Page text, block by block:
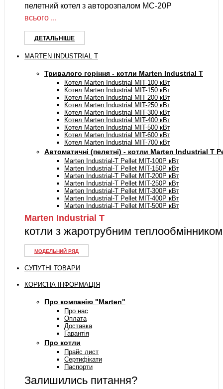
пелетний котел з авторозпалом MC-20P
всього ...
ДЕТАЛЬНІШЕ
MARTEN INDUSTRIAL T
Тривалого горіння - котли Marten Industrial Т
Котел Marten Industrial МIT-100 кВт
Котел Marten Industrial МIT-150 кВт
Котел Marten Industrial МIT-200 кВт
Котел Marten Industrial МIT-250 кВт
Котел Marten Industrial МIT-300 кВт
Котел Marten Industrial МIT-400 кВт
Котел Marten Industrial МIT-500 кВт
Котел Marten Industrial МIT-600 кВт
Котел Marten Industrial МIT-700 кВт
Автоматичні (пелетні) - котли Marten Industrial T
Marten Industrial-T Pellet MIT-100P кВт
Marten Industrial-T Pellet MIT-150P кВт
Marten Industrial-T Pellet MIT-200P кВт
Marten Industrial-T Pellet MIT-250P кВт
Marten Industrial-T Pellet MIT-300P кВт
Marten Industrial-T Pellet MIT-400P кВт
Marten Industrial-T Pellet MIT-500P кВт
Marten Industrial Т
котли з жаротрубним теплообмінником
МОДЕЛЬНИЙ РЯД
СУПУТНІ ТОВАРИ
КОРИСНА ІНФОРМАЦІЯ
Про компанію "Marten"
Про нас
Оплата
Доставка
Гарантія
Про котли
Прайс лист
Сертифікати
Паспорти
Залишились питання?